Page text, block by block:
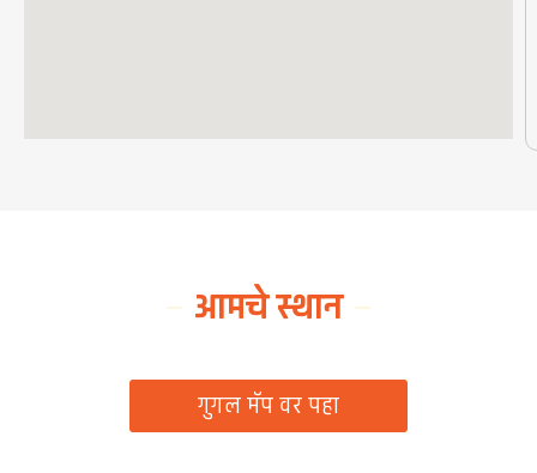
आमचे स्थान
गुगल मॅप वर पहा